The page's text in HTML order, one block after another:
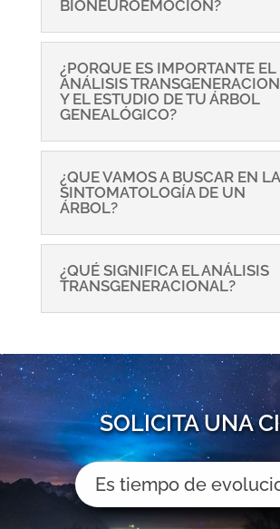
BIONEUROEMOCIÓN?
¿PORQUE ES IMPORTANTE EL
ANÁLISIS
Y EL ESTUDIO DE TU ÁRBOL
GENEALÓGICO?
¿QUE VAMOS A BUSCAR EN LA
SINTOMATOLOGÍA DE UN
ÁRBOL?
¿QUÉ SIGNIFICA EL ANÁLISIS
TRANSGENERACIONAL?
SOLICITA UNA
Es tiempo de